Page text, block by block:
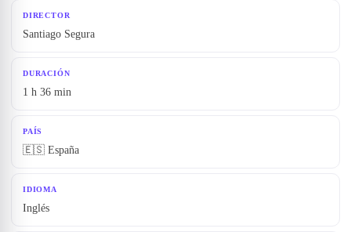
DIRECTOR
Santiago Segura
DURACIÓN
1 h 36 min
PAÍS
🇪🇸 España
IDIOMA
Inglés